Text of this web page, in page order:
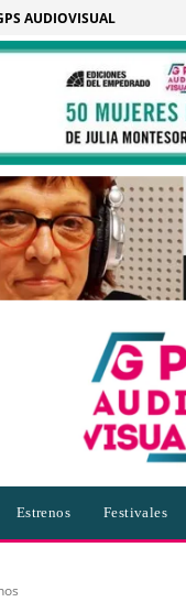
AUDIOVISUAL
Estrenos Festivales